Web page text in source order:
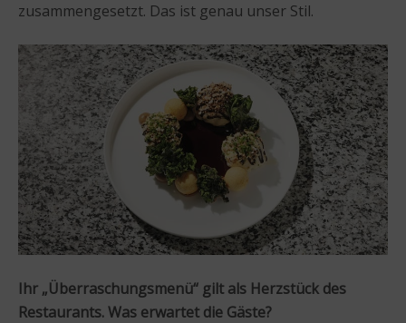
zusammengesetzt. Das ist genau unser Stil.
Ihr „Überraschungsmenü“ gilt als Herzstück des
Restaurants. Was erwartet die Gäste?